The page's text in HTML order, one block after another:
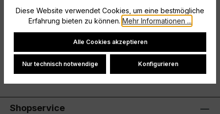
kontrolliert biologischem AnbauWeicher
GriffEinlaufvorbehandeltRundhals-Rippkra…Mehr
Hersteller
Bewertungen
Shopservice
Diese Website verwendet Cookies, um eine bestmögliche
Erfahrung bieten zu können. Mehr Informationen ...
Cookie-Einstellungen
Alle Cookies akzeptieren
Nur technisch notwendige Konfigurieren